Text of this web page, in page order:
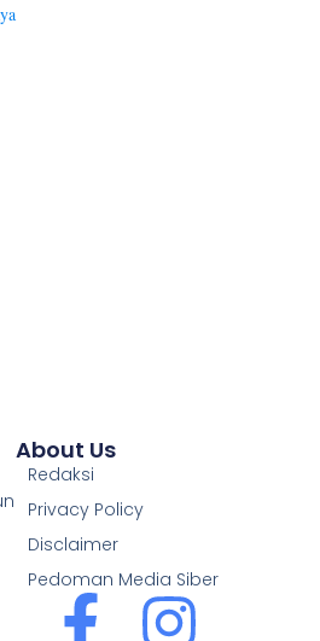
About Us
Redaksi
Privacy Policy
Disclaimer
Pedoman Media Siber